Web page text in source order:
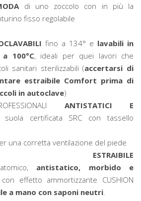
di uno zoccolo con in più la
fisso regolabile
fino a 134° e lavabili in
100°C, ideali per quei lavori che
sanitari sterilizzabili (accertarsi di
estraibile Comfort prima di
in autoclave)
ANTISTATICI E
suola certificata SRC con tassello
una corretta ventilazione del piede
ESTRAIBILE
antistatico, morbido e
effetto ammortizzante CUSHION
a mano con saponi neutri